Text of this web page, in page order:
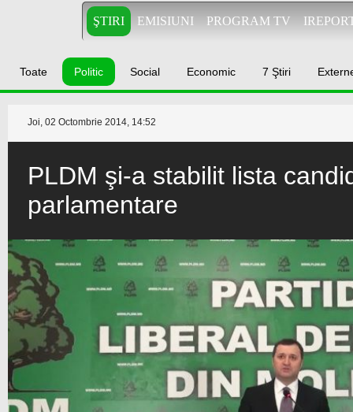
ŞTIRI EMISIUNI PROGRAM TV
Toate Politic Social Economic 7 Ştiri
Joi, 02 Octombrie 2014, 14:52
PLDM şi-a stabilit lista
parlamentare